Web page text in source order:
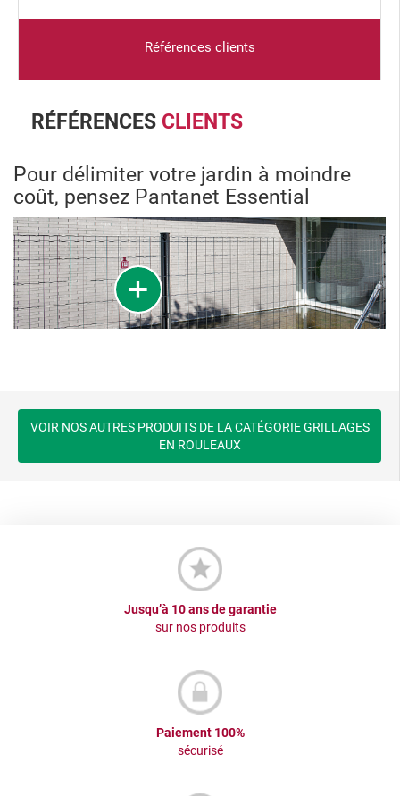
Références clients
RÉFÉRENCES CLIENTS
Pour délimiter votre jardin à moindre
coût, pensez Pantanet Essential
VOIR NOS AUTRES PRODUITS DE LA CATÉGORIE GRILLAGES
EN ROULEAUX
Jusqu’à 10 ans de garantie
sur nos produits
Paiement 100%
sécurisé